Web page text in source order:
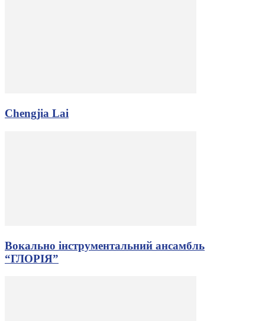
Chengjia Lai
Вокально інструментальний ансамбль
“ГЛОРІЯ”